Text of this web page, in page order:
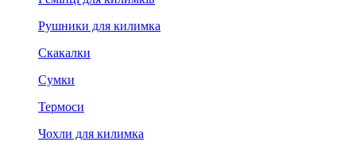
Рушники для килимка
Скакалки
Сумки
Термоси
Чохли для килимка